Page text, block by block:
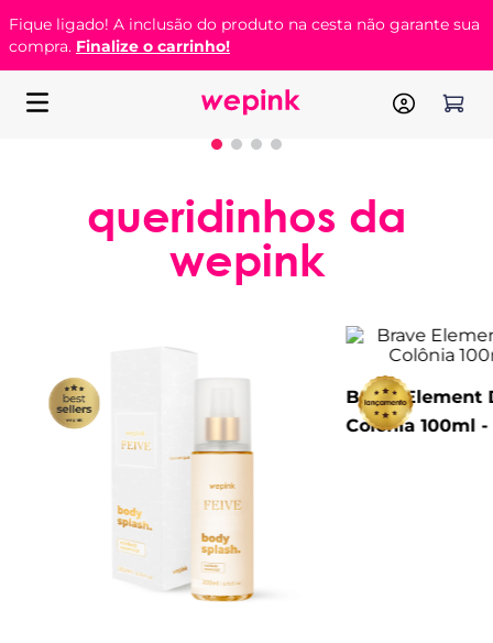
Fique ligado! A inclusão do produto na cesta não garante sua
compra. Finalize o carrinho!
queridinhos da
wepink
Brave Element
Colônia 100ml